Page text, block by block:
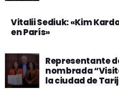
Vitalii Sediuk: «Kim
en París»
Representante
nombrada
la ciudad de